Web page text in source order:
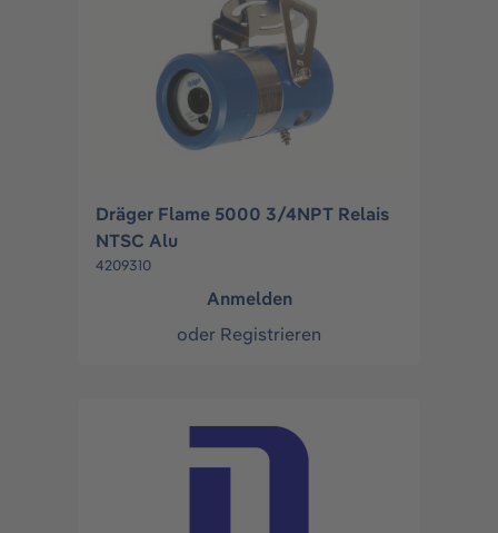
Dräger Flame 5000 3/4NPT Relais
NTSC Alu
4209310
Anmelden
oder Registrieren